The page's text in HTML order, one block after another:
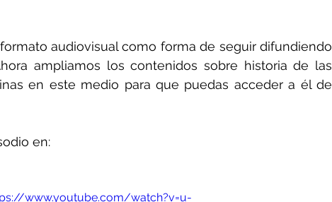
ampliamos los contenidos sobre historia de las
en este medio para que puedas acceder a él de
en:
www.youtube.com/watch?v=u-